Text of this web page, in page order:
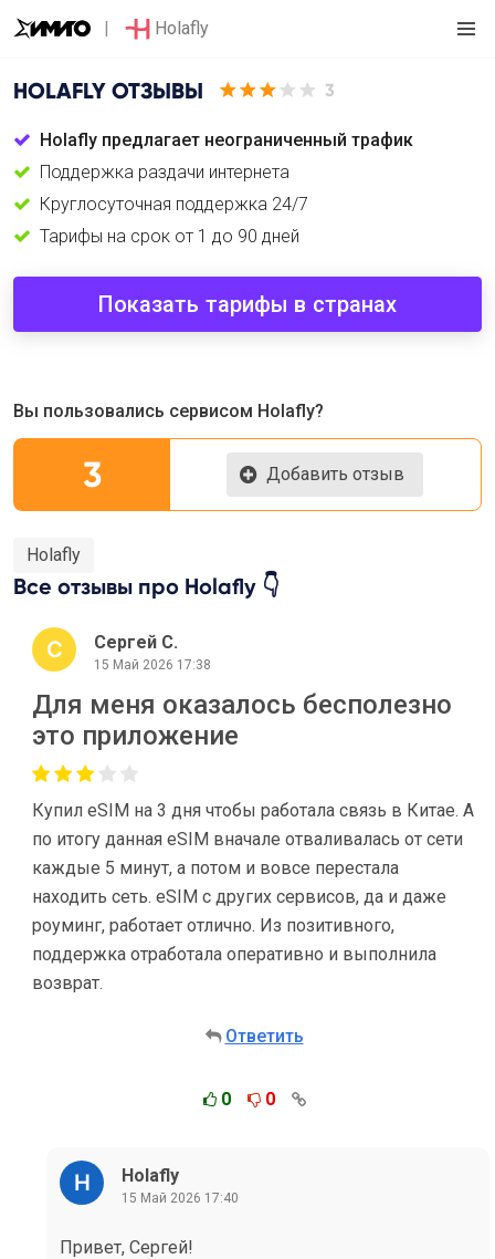
Holafly
HOLAFLY ОТЗЫВЫ 3
Holafly предлагает неограниченный трафик
Поддержка раздачи интернета
Круглосуточная поддержка 24/7
Тарифы на срок от 1 до 90 дней
Показать тарифы в странах
Вы пользовались сервисом Holafly?
3 Добавить отзыв
Holafly
Все отзывы про Holafly 👇
Сергей С.
15 Май 2026 17:38
Для меня оказалось бесполезно
это приложение
Купил eSIM на 3 дня чтобы работала связь в Китае. А
по итогу данная eSIM вначале отваливалась от сети
каждые 5 минут, а потом и вовсе перестала
находить сеть. eSIM с других сервисов, да и даже
роуминг, работает отлично. Из позитивного,
поддержка отработала оперативно и выполнила
возврат.
Ответить
0 0
Holafly
15 Май 2026 17:40
Привет, Сергей!